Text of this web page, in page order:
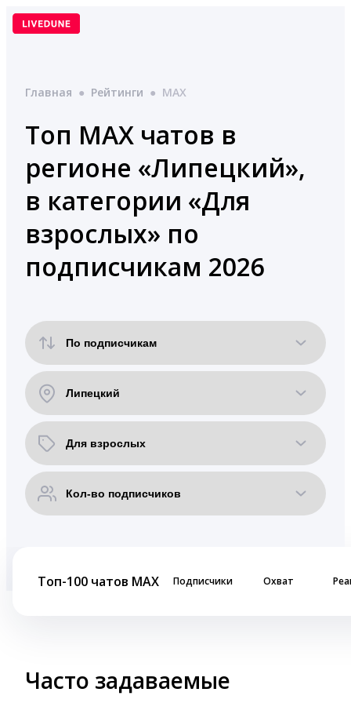
Перейти
Главная ● Рейтинги ● MAX
Топ MAX чатов в
регионе «Липецкий»,
в категории «Для
взрослых» по
подписчикам 2026
Топ-100 чатов MAX Подписчики Охват
Часто задаваемые